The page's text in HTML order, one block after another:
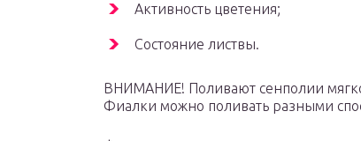
Активность цветения;
Состояние листвы.
ВНИМАНИЕ! Поливают сенполии
Фиалки можно поливать разными